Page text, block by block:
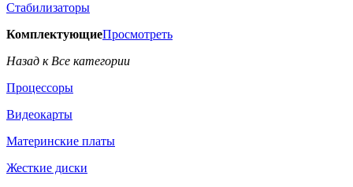
Стабилизаторы
КомплектующиеПросмотреть
Назад к Все категории
Процессоры
Видеокарты
Материнские платы
Жесткие диски